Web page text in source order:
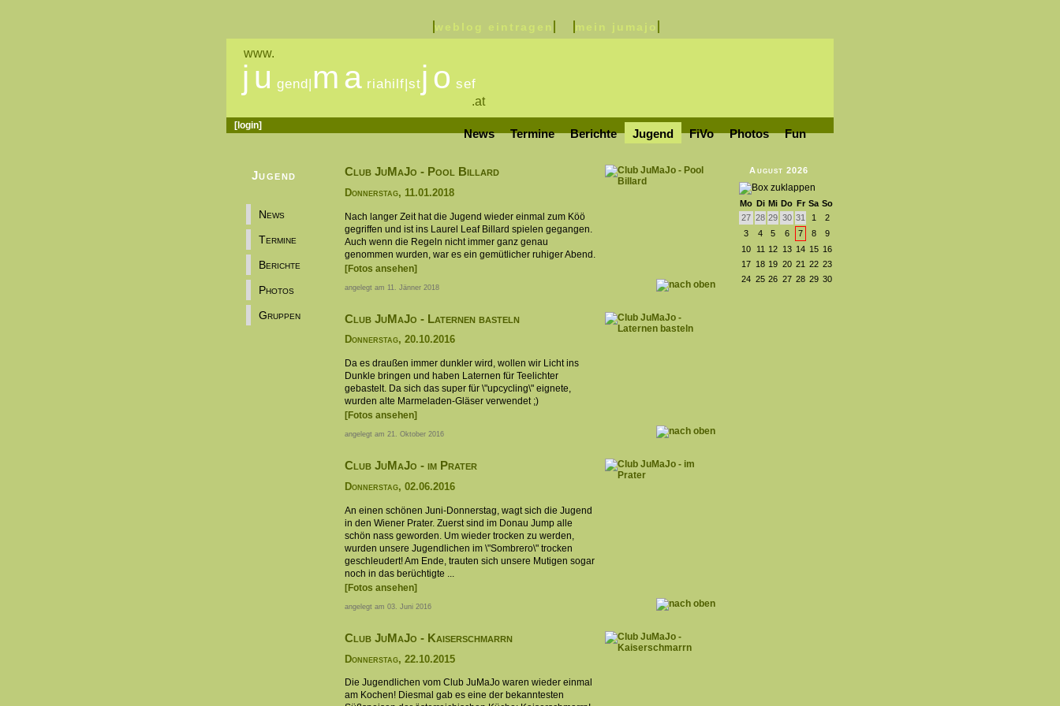
weblog eintragen mein jumajo
www.
ju gend| ma riahilf|stjo sef
.at
[login]
News Termine Berichte Jugend FiVo Photos Fun
Jugend
News
Termine
Berichte
Photos
Gruppen
Club JuMaJo - Pool Billard
Donnerstag, 11.01.2018
Nach langer Zeit hat die Jugend wieder einmal zum Köö
gegriffen und ist ins Laurel Leaf Billard spielen gegangen.
Auch wenn die Regeln nicht immer ganz genau
genommen wurden, war es ein gemütlicher ruhiger Abend.
[Fotos ansehen]
angelegt am 11. Jänner 2018
Club JuMaJo - Laternen basteln
Donnerstag, 20.10.2016
Da es draußen immer dunkler wird, wollen wir Licht ins
Dunkle bringen und haben Laternen für Teelichter
gebastelt. Da sich das super für \"upcycling\" eignete,
wurden alte Marmeladen-Gläser verwendet ;)
[Fotos ansehen]
angelegt am 21. Oktober 2016
Club JuMaJo - im Prater
Donnerstag, 02.06.2016
An einen schönen Juni-Donnerstag, wagt sich die Jugend
in den Wiener Prater. Zuerst sind im Donau Jump alle
schön nass geworden. Um wieder trocken zu werden,
wurden unsere Jugendlichen im \"Sombrero\" trocken
geschleudert! Am Ende, trauten sich unsere Mutigen sogar
noch in das berüchtigte ...
[Fotos ansehen]
angelegt am 03. Juni 2016
Club JuMaJo - Kaiserschmarrn
Donnerstag, 22.10.2015
Die Jugendlichen vom Club JuMaJo waren wieder einmal
am Kochen! Diesmal gab es eine der bekanntesten
August 2026
Mo Di Mi Do Fr Sa So
27 28 29 30 31 1
2
3
4 5 6 7 8
9
10
11 12 13 14 15 16
17 18 19 20 21 22 23
24 25 26 27 28 29 30